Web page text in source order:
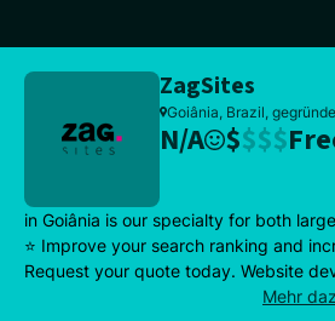
ZagSites
Goiânia, Brazil,
N/A $$$$
in Goiânia is our specialty for both
⭐ Improve your search ranking and
Request your quote today. Website
Mehr